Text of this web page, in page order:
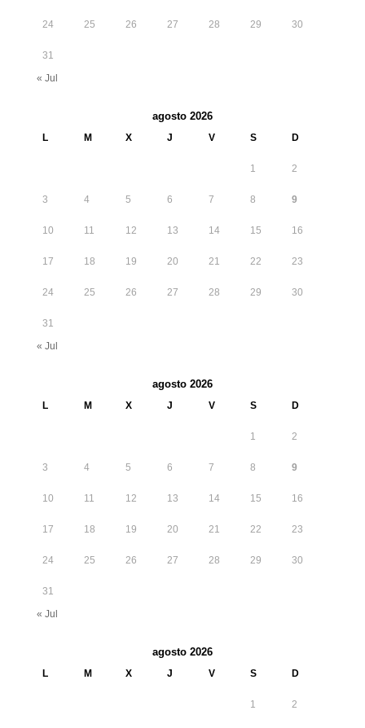
24 25 26 27 28 29 30
31
« Jul
agosto 2026
L M X J V S D
1 2
3 4 5 6 7 8 9
10 11 12 13 14 15 16
17 18 19 20 21 22 23
24 25 26 27 28 29 30
31
« Jul
agosto 2026
L M X J V S D
1 2
3 4 5 6 7 8 9
10 11 12 13 14 15 16
17 18 19 20 21 22 23
24 25 26 27 28 29 30
31
« Jul
agosto 2026
L M X J V S D
1 2